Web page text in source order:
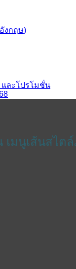
อังกฤษ)
และโปรโมชั่น
เมนูเส้นสไต